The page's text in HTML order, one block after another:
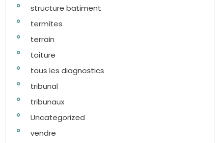
structure batiment
termites
terrain
toiture
tous les diagnostics
tribunal
tribunaux
Uncategorized
vendre